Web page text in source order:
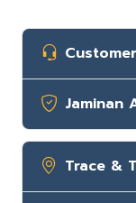
Jaminan
Trace &